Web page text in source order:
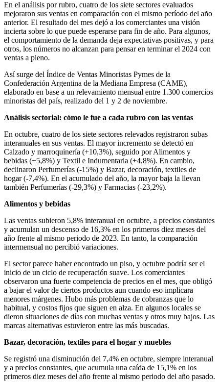
En el análisis por rubro, cuatro de los siete sectores evaluados
mejoraron sus ventas en comparación con el mismo período del año
anterior. El resultado del mes dejó a los comerciantes una visión
incierta sobre lo que puede esperarse para fin de año. Para algunos,
el comportamiento de la demanda deja expectativas positivas, y para
otros, los números no alcanzan para pensar en terminar el 2024 con
ventas a pleno.
Así surge del Índice de Ventas Minoristas Pymes de la
Confederación Argentina de la Mediana Empresa (CAME),
elaborado en base a un relevamiento mensual entre 1.300 comercios
minoristas del país, realizado del 1 y 2 de noviembre.
Análisis sectorial: cómo le fue a cada rubro con las ventas
En octubre, cuatro de los siete sectores relevados registraron subas
interanuales en sus ventas. El mayor incremento se detectó en
Calzado y marroquinería (+10,3%), seguido por Alimentos y
bebidas (+5,8%) y Textil e Indumentaria (+4,8%). En cambio,
declinaron Perfumerías (-15%) y Bazar, decoración, textiles de
hogar (-7,4%). En el acumulado del año, la mayor baja la llevan
también Perfumerías (-29,3%) y Farmacias (-23,2%).
Alimentos y bebidas
Las ventas subieron 5,8% interanual en octubre, a precios constantes
y acumulan un descenso de 16,3% en los primeros diez meses del
año frente al mismo periodo de 2023. En tanto, la comparación
intermensual no percibió variaciones.
El sector parece haber encontrado un piso, y octubre podría ser el
inicio de un ciclo de recuperación suave. Los comerciantes
observaron una fuerte competencia de precios en el mes, que obligó
a bajar el valor de ciertos productos aun cuando eso implicara
menores márgenes. Hubo más problemas de cobranzas que lo
habitual, y costos fijos que siguen en alza. En algunos locales se
dieron situaciones de días con muchas ventas y otros muy bajos. Las
marcas alternativas estuvieron entre las más buscadas.
Bazar, decoración, textiles para el hogar y muebles
Se registró una disminución del 7,4% en octubre, siempre interanual
y a precios constantes, que acumula una caída de 15,1% en los
primeros diez meses del año frente al mismo periodo del año pasado.